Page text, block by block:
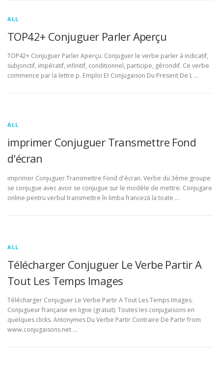
ALL
TOP42+ Conjuguer Parler Aperçu
TOP42+ Conjuguer Parler Aperçu. Conjuguer le verbe parler à indicatif,
subjonctif, impératif, infinitif, conditionnel, participe, gérondif. Ce verbe
commence par la lettre p. Emploi Et Conjugaison Du Present De L …
ALL
imprimer Conjuguer Transmettre Fond
d'écran
imprimer Conjuguer Transmettre Fond d'écran. Verbe du 3ème groupe
se conjugue avec avoir se conjugue sur le modèle de mettre. Conjugare
online pentru verbul transmettre în limba franceză la toate …
ALL
Télécharger Conjuguer Le Verbe Partir A
Tout Les Temps Images
Télécharger Conjuguer Le Verbe Partir A Tout Les Temps Images.
Conjugueur française en ligne (gratuit). Toutes les conjugaisons en
quelques clicks. Antonymes Du Verbe Partir Contraire De Partir from
www.conjugaisons.net …